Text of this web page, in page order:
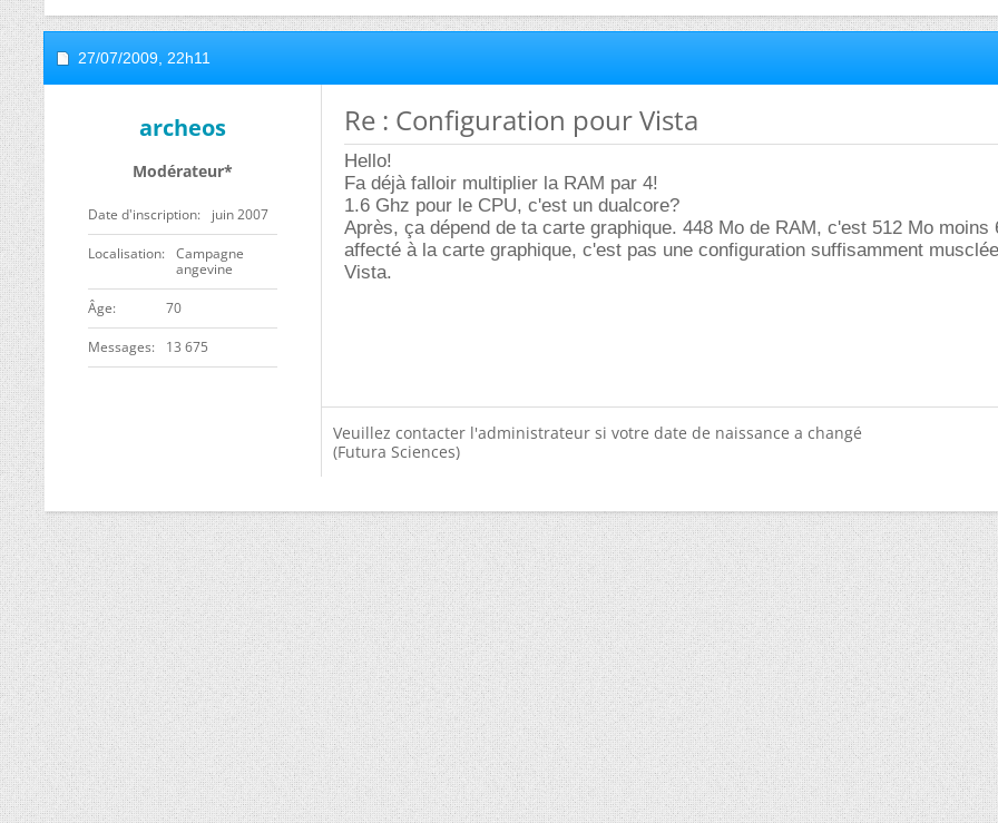
27/07/2009, 22h11
archeos
Modérateur*
Date d'inscription juin 2007
Localisation
Campagne
angevine
ge 70
Messages 13 675
Re : Configuration pour Vista
Hello!
Fa déjà falloir multiplier la RAM par 4!
1.6 Ghz pour le CPU, c'est un dualcore?
Après, ça dépend de ta carte graphique. 448 Mo de RAM, c'est 512 Mo moins
affecté à la carte graphique, c'est pas une configuration suffisamment
Vista.
Veuillez contacter l'administrateur si votre date de naissance a changé
(Futura Sciences)